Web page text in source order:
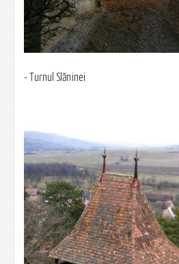
- Turnul Slăninei